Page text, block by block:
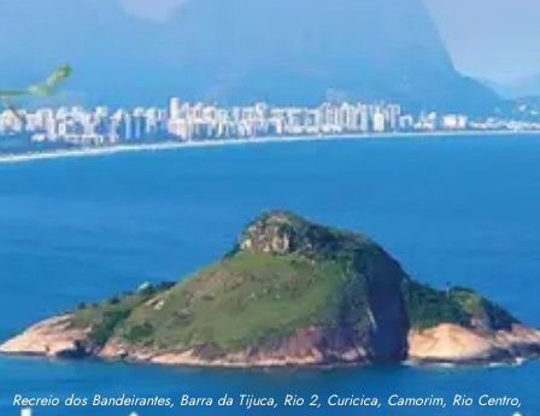
Recreio dos Bandeirantes, Barra da Tijuca, Rio 2, Curicica, Camorim, Rio Centro,